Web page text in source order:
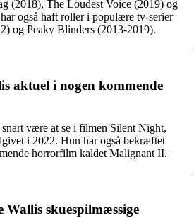
(2018), The Loudest Voice (2019) og
også haft roller i populære tv-serier
og Peaky Blinders (2013-2019).
aktuel i nogen kommende
være at se i filmen Silent Night,
i 2022. Hun har også bekræftet
horrorfilm kaldet Malignant II.
Wallis skuespilmæssige